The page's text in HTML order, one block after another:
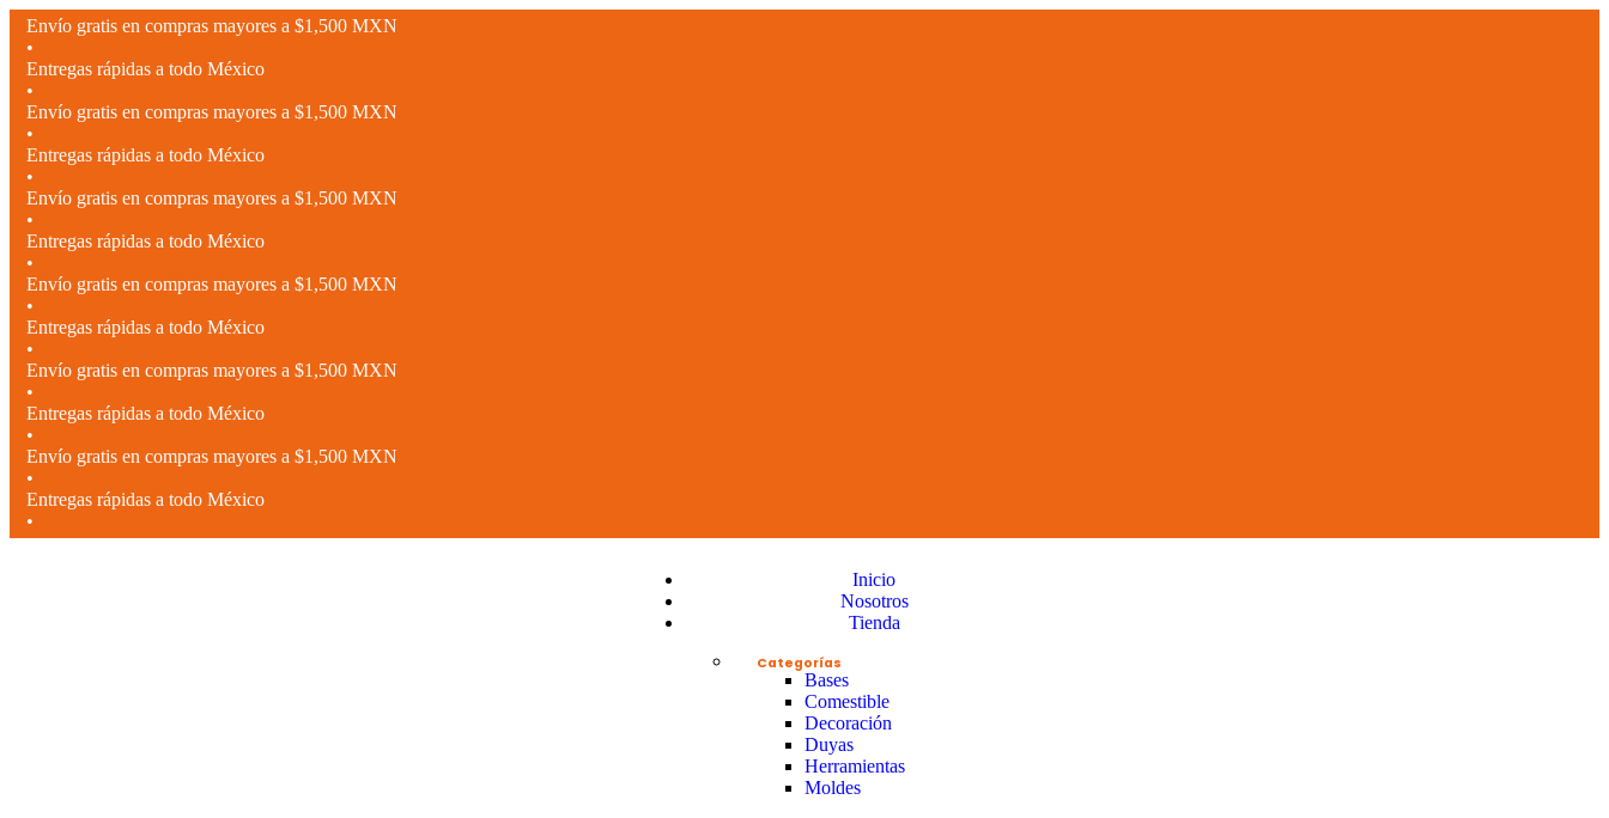
Envío gratis en compras mayores a $1,500 MXN
•
Entregas rápidas a todo México
•
Envío gratis en compras mayores a $1,500 MXN
•
Entregas rápidas a todo México
•
Envío gratis en compras mayores a $1,500 MXN
•
Entregas rápidas a todo México
•
Envío gratis en compras mayores a $1,500 MXN
•
Entregas rápidas a todo México
•
Envío gratis en compras mayores a $1,500 MXN
•
Entregas rápidas a todo México
•
Envío gratis en compras mayores a $1,500 MXN
•
Entregas rápidas a todo México
•
Inicio
Nosotros
Tienda
Categorías
Bases
Comestible
Decoración
Duyas
Herramientas
Moldes